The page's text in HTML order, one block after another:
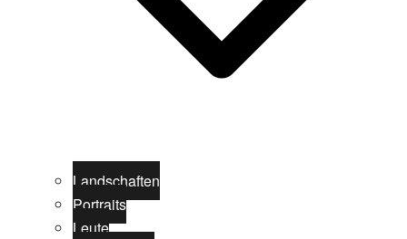
Landschaften
Portraits
Leute